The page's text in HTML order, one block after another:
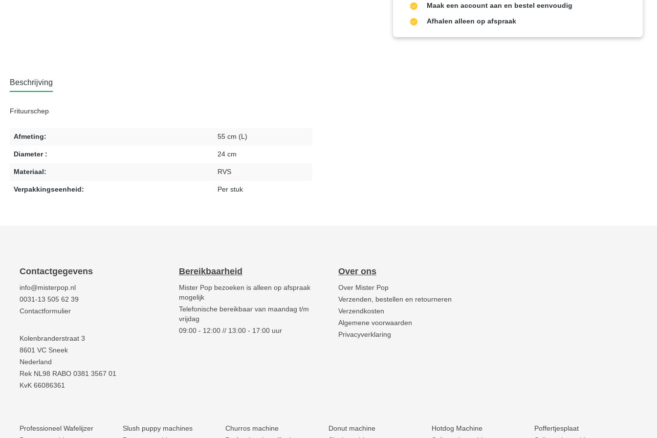
Maak een account aan en bestel eenvoudig
Afhalen alleen op afspraak
Beschrijving
Frituurschep
Afmeting: 55 cm (L)
Diameter : 24 cm
Materiaal: RVS
Verpakkingseenheid: Per stuk
Contactgegevens
info@misterpop.nl
0031-13 505 62 39
Contactformulier
Kolenbranderstraat 3
8601 VC Sneek
Nederland
Rek NL98 RABO 0381 3567 01
KvK 66086361
Bereikbaarheid
Mister Pop bezoeken is alleen op afspraak
mogelijk
Telefonische bereikbaar van maandag t/m
vrijdag
09:00 - 12:00 // 13:00 - 17:00 uur
Over ons
Over Mister Pop
Verzenden, bestellen en retourneren
Verzendkosten
Algemene voorwaarden
Privacyverklaring
Professioneel Wafelijzer Slush puppy machines Churros machine Donut machine Hotdog Machine
Poffertjesplaat